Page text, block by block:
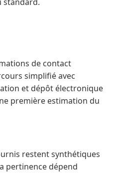
de contact
simplifié avec
et dépôt électronique
première estimation du
restent synthétiques
pertinence dépend